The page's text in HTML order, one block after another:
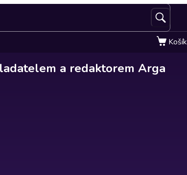
Košík
a redaktorem Arga